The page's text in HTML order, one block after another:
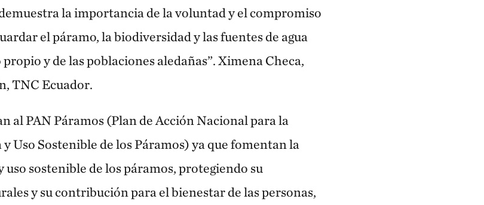
la importancia de la voluntad y el compromiso
el páramo, la biodiversidad y las fuentes de agua
y de las poblaciones aledañas”. Ximena Checa,
TNC Ecuador.
al PAN Páramos (Plan de Acción Nacional para la
Uso Sostenible de los Páramos) ya que fomentan la
sostenible de los páramos, protegiendo su
y su contribución para el bienestar de las personas,